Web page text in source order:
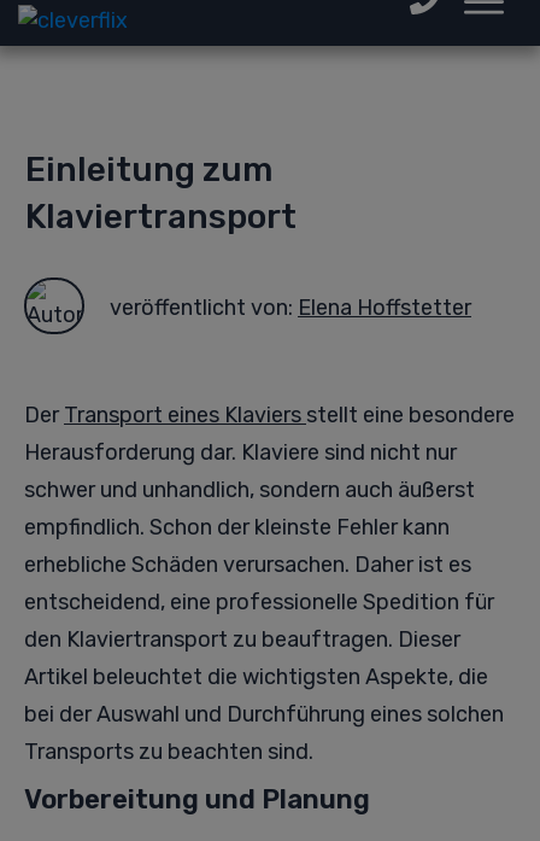
Einleitung zum
Klaviertransport
veröffentlicht von: Elena Hoffstetter
DerTransport eines Klaviers stellt eine besondere
Herausforderung dar. Klaviere sind nicht nur
schwer und unhandlich, sondern auch äußerst
empfindlich. Schon der kleinste Fehler kann
erhebliche Schäden verursachen. Daher ist es
entscheidend, eine professionelle Spedition für
den Klaviertransport zu beauftragen. Dieser
Artikel beleuchtet die wichtigsten Aspekte, die
bei der Auswahl und Durchführung eines solchen
Transports zu beachten sind.
Vorbereitung und Planung